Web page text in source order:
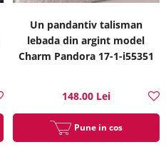
Un pandantiv talisman
lebada din argint model
Charm Pandora 17-1-i55351
148.00 Lei
Pune in cos